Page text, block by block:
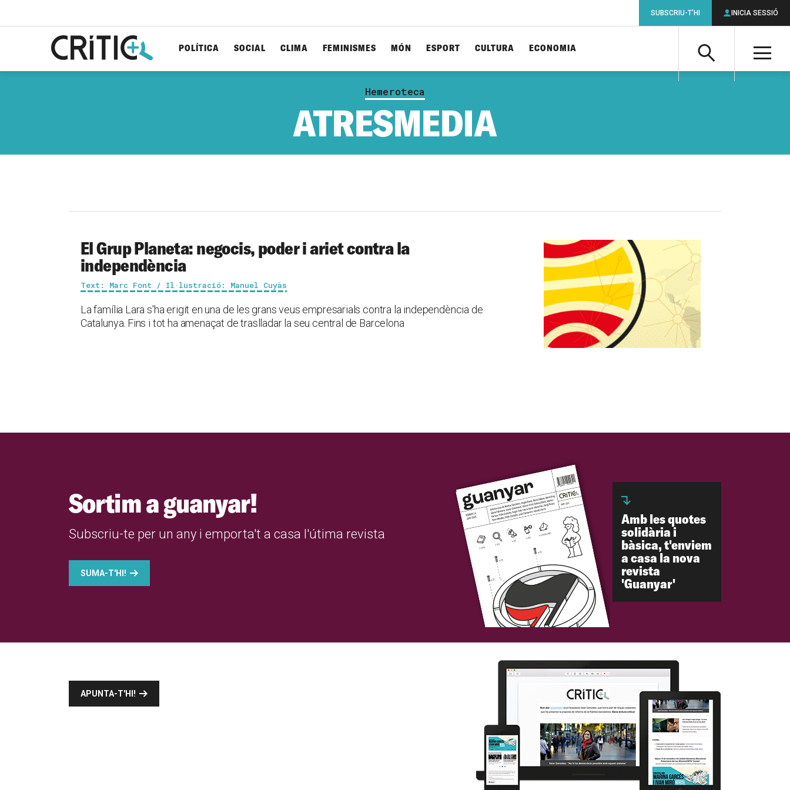
Cerca
POLÍTICA SOCIAL CLIMA FEMINISMES MÓN ESPORT CULTURA ECONOMIA
SUBSCRIU-T'HI INICIA SESSIÓ
Hemeroteca
ATRESMEDIA
El Grup Planeta: negocis, poder i ariet contra la
independència
Text: Marc Font / Il·lustració: Manuel Cuyàs
La família Lara s'ha erigit en una de les grans veus empresarials contra la independència de
Catalunya. Fins i tot ha amenaçat de traslladar la seu central de Barcelona
Sortim a guanyar!
Subscriu-te per un any i emporta't a casa l'útima revista
SUMA-T'HI!
Amb les quotes
solidària i
bàsica, t'enviem
a casa la nova
revista
'Guanyar'
APUNTA-T'HI!